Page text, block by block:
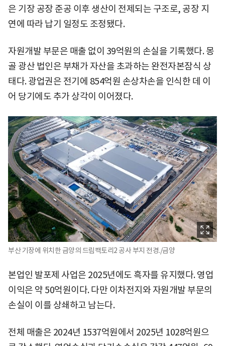
은 기장 공장 준공 이후 생산이 전제되는 구조로, 공장 지
연에 따라 납기 일정도 조정됐다.
자원개발 부문은 매출 없이 39억원의 손실을 기록했다. 몽
골 광산 법인은 부채가 자산을 초과하는 완전자본잠식 상
태다. 광업권은 전기에 854억원 손상차손을 인식한 데 이
어 당기에도 추가 상각이 이어졌다.
부산 기장에 위치한 금양의 드림팩토리2 공사 부지 전경./금양
본업인 발포제 사업은 2025년에도 흑자를 유지했다. 영업
이익은 약 50억원이다. 다만 이차전지와 자원개발 부문의
손실이 이를 상쇄하고 남는다.
전체 매출은 2024년 1537억원에서 2025년 1028억원으